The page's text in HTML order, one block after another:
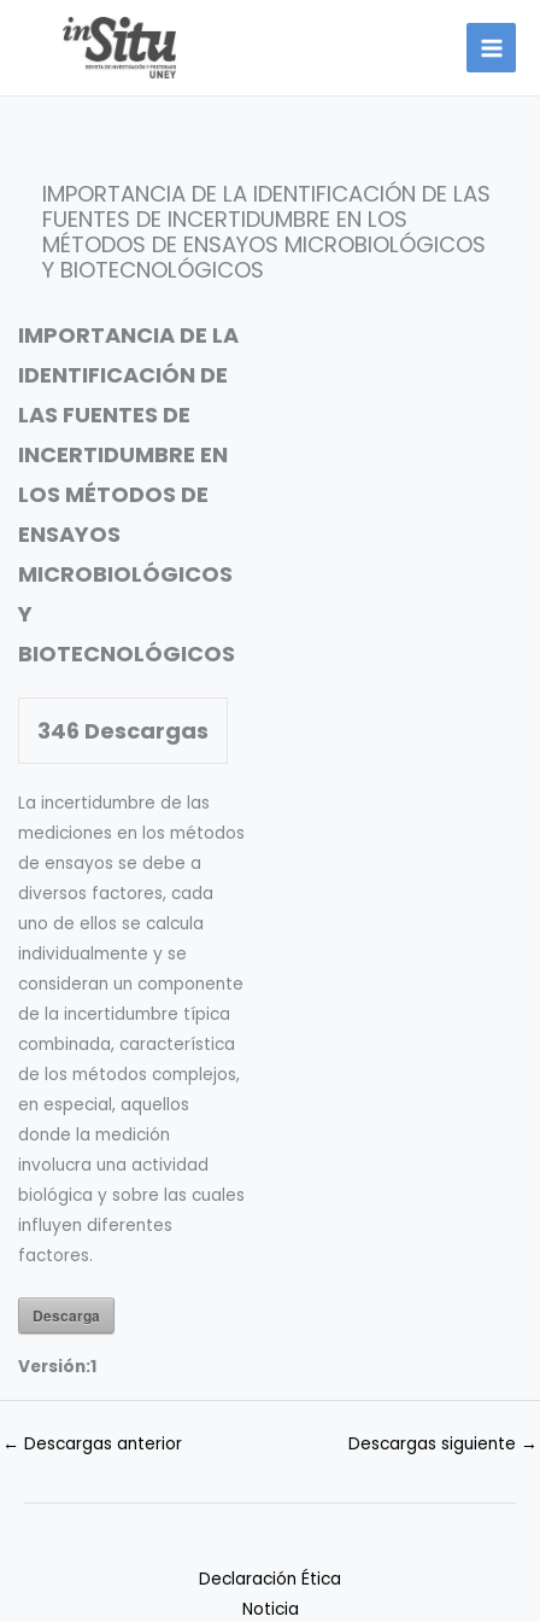
IMPORTANCIA DE LA IDENTIFICACIÓN DE LAS
FUENTES DE INCERTIDUMBRE EN LOS
MÉTODOS DE ENSAYOS MICROBIOLÓGICOS
Y BIOTECNOLÓGICOS
IMPORTANCIA DE LA
IDENTIFICACIÓN DE
LAS FUENTES DE
INCERTIDUMBRE EN
LOS MÉTODOS DE
ENSAYOS
MICROBIOLÓGICOS
Y
BIOTECNOLÓGICOS
346 Descargas
La incertidumbre de las
mediciones en los métodos
de ensayos se debe a
diversos factores, cada
uno de ellos se calcula
individualmente y se
consideran un componente
de la incertidumbre típica
combinada, característica
de los métodos complejos,
en especial, aquellos
donde la medición
involucra una actividad
biológica y sobre las cuales
influyen diferentes
factores.
Descarga
Versión:1
← Descargas anterior Descargas siguiente →
Declaración Ética
Noticia